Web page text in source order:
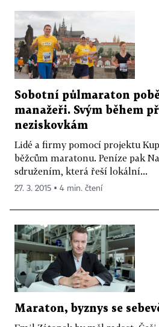
Sobotní půlmaraton
manažeři. Svým během
neziskovkám
Lidé a firmy pomocí projektu
běžcům maratonu. Peníze pak
sdružením, která řeší lokální...
27. 3. 2015 ▪ 4 min. čtení
Maraton, byznys se